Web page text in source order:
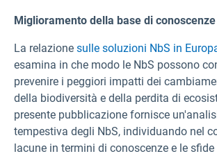
Miglioramento della base di conoscenze
La relazione sulle soluzioni NbS in
esamina in che modo le NbS possono
prevenire i peggiori impatti dei
della biodiversità e della perdita di
presente pubblicazione fornisce
tempestiva degli NbS, individuando nel
lacune in termini di conoscenze e le